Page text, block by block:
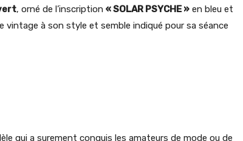
, orné de l’inscription « SOLAR PSYCHE » en bleu et
à son style et semble indiqué pour sa séance
qui a surement conquis les amateurs de mode ou de